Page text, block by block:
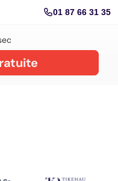
01 87 66 31 35